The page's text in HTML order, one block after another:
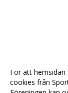
För att hemsidan
cookies från